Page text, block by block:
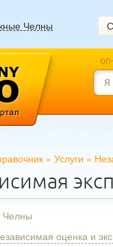
Челны
» Услуги »
Челны
оценка и